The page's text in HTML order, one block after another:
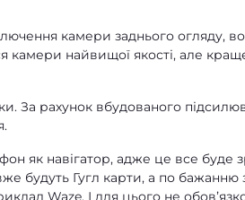
камери заднього огляду,
камери найвищої якості, але
За рахунок вбудованого
як навігатор, адже це все буде
будуть Гугл карти, а по бажанню
Waze. І для цього не